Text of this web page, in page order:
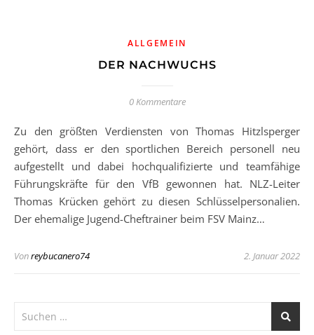
ALLGEMEIN
DER NACHWUCHS
0 Kommentare
Zu den größten Verdiensten von Thomas Hitzlsperger
gehört, dass er den sportlichen Bereich personell neu
aufgestellt und dabei hochqualifizierte und teamfähige
Führungskräfte für den VfB gewonnen hat. NLZ-Leiter
Thomas Krücken gehört zu diesen Schlüsselpersonalien.
Der ehemalige Jugend-Cheftrainer beim FSV Mainz…
Vonreybucanero74 2. Januar 2022